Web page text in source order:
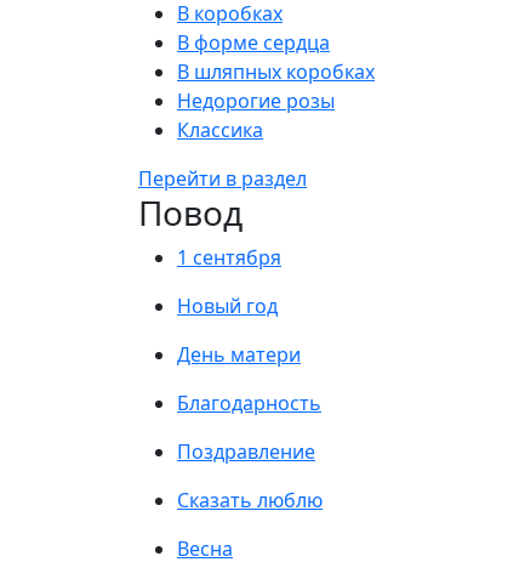
В коробках
В форме сердца
В шляпных коробках
Недорогие розы
Классика
Перейти в раздел
Повод
1 сентября
Новый год
День матери
Благодарность
Поздравление
Сказать люблю
Весна